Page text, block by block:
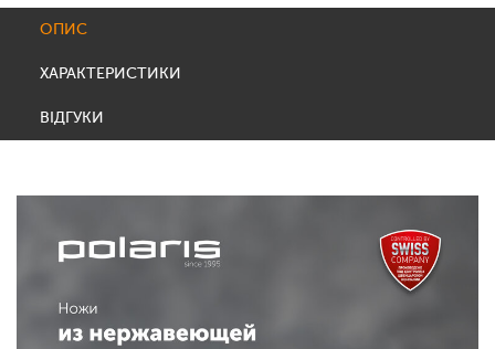
ОПИС
ХАРАКТЕРИСТИКИ
ВІДГУКИ